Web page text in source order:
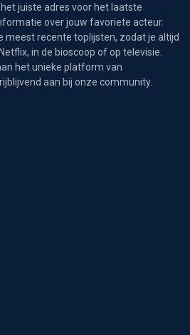
juiste adres voor het laatste
over jouw favoriete acteur.
meest recente toplijsten, zodat je altijd
in de bioscoop of op televisie.
het unieke platform van
aan bij onze community.